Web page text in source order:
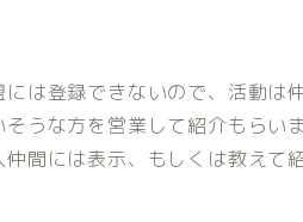
には登録できないので、活動は
うな方を営業して紹介もらいま
間には表示、もしくは教えて